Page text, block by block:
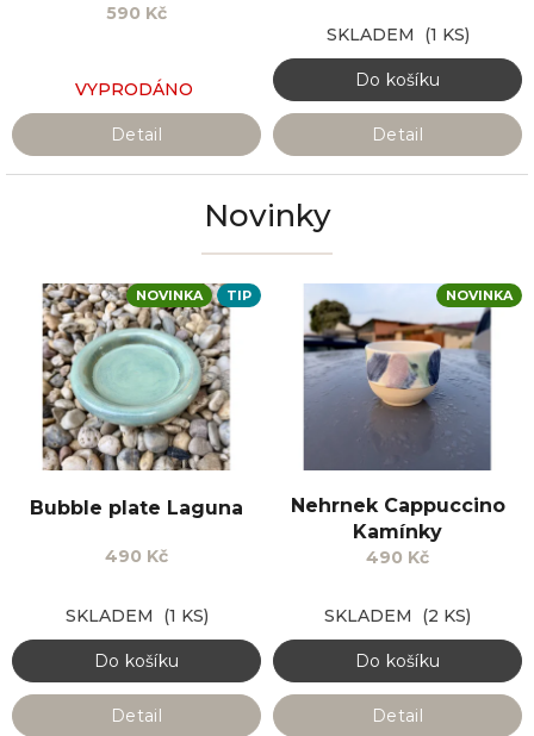
590 Kč
VYPRODÁNO
Detail
SKLADEM (1 KS)
Do košíku
Detail
Novinky
NOVINKA TIP
Bubble plate Laguna
490 Kč
SKLADEM (1 KS)
Do košíku
Detail
NOVINKA
Nehrnek Cappuccino
Kamínky
490 Kč
SKLADEM (2 KS)
Do košíku
Detail